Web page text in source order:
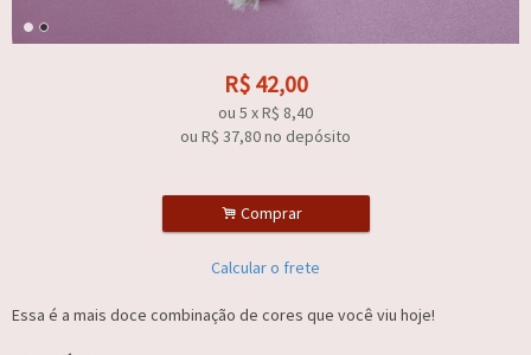
R$ 42,00
ou 5 xR$ 8,40
ou R$ 37,80no depósito
. Comprar
Calcular o frete
Essa é a mais doce combinação de cores que você viu hoje!